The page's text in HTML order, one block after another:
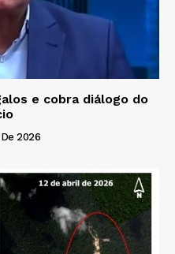
e cobra diálogo do
2026